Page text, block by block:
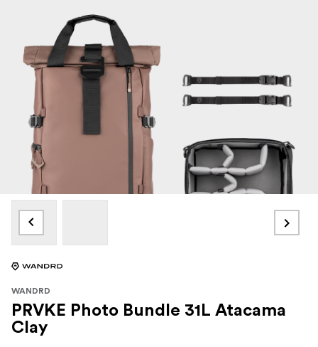
WANDRD
PRVKE Photo Bundle 31L Atacama
Clay